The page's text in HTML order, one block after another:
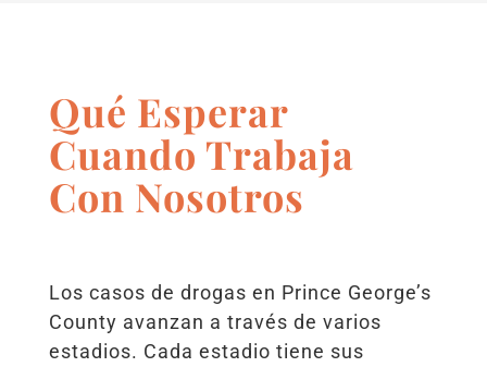
Qué Esperar
Cuando Trabaja
Con Nosotros
Los casos de drogas en Prince George’s
County avanzan a través de varios
estadios. Cada estadio tiene sus